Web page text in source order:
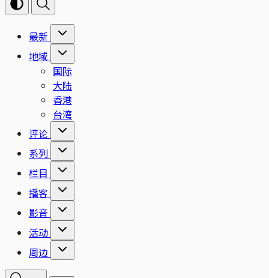
最新
地域
国际
大陆
香港
台湾
评论
系列
栏目
播客
影音
活动
周边